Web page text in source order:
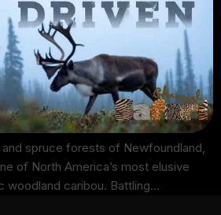
spruce forests of Newfoundland,
of North America’s most elusive
caribou. Battling…